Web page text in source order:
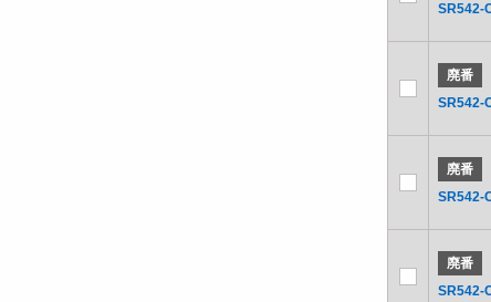
SR542-
廃番
SR542-
廃番
SR542-
廃番
SR542-